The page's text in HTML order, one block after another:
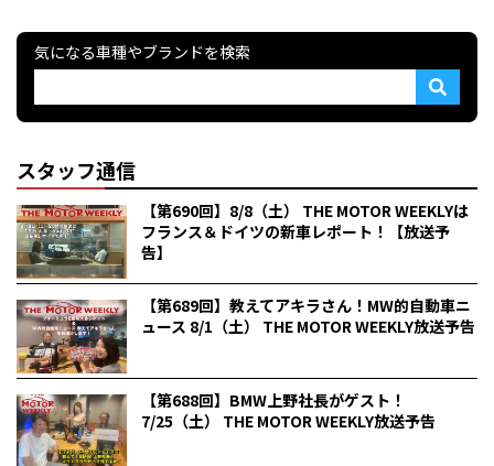
気になる車種やブランドを検索
スタッフ通信
【第690回】8/8（土） THE MOTOR WEEKLYは
フランス＆ドイツの新車レポート！【放送予
告】
【第689回】教えてアキラさん！MW的自動車ニ
ュース 8/1（土） THE MOTOR WEEKLY放送予告
【第688回】BMW上野社長がゲスト！
7/25（土） THE MOTOR WEEKLY放送予告